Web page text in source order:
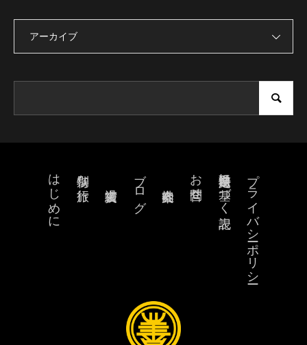
アーカイブ
プライバシーポリシー
特定商取引法に基づく表記
お問合せ
ブログ
特別な旅行
はじめに